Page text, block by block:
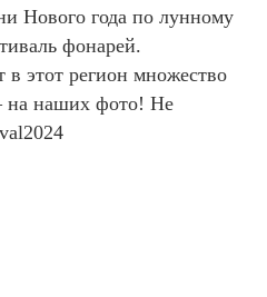
Нового года по лунному
фонарей.
этот регион множество
на наших фото! Не